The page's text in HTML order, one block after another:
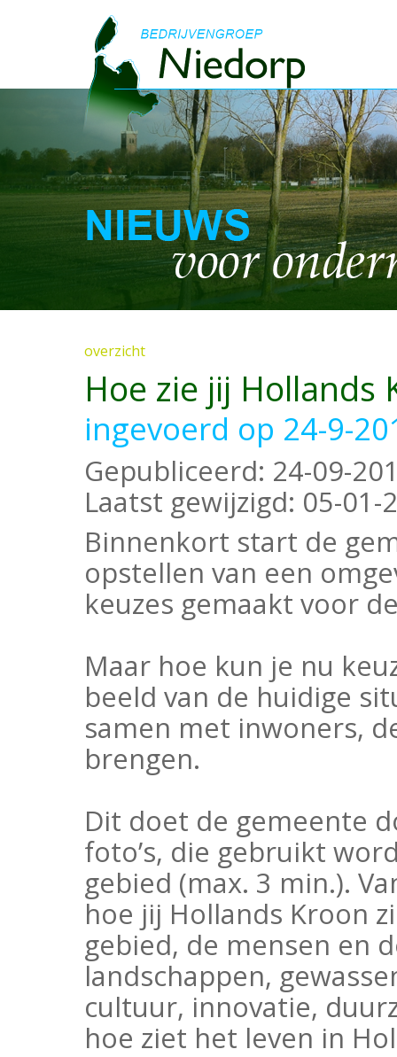
overzicht
Hoe zie jij Hollands
ingevoerd op 24-9-
Gepubliceerd: 24-09-
Laatst gewijzigd: 05-01-
Binnenkort start de
opstellen van een
keuzes gemaakt voor
Maar hoe kun je nu
beeld van de huidige
samen met inwoners,
brengen.
Dit doet de gemeente
foto’s, die gebruikt
gebied (max. 3 min.).
hoe jij Hollands Kroon
gebied, de mensen en
landschappen,
cultuur, innovatie,
hoe ziet het leven in